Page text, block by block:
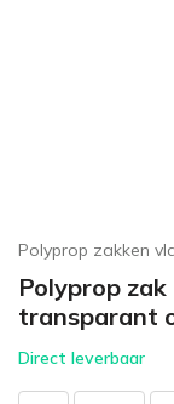
Polyprop zakken
Polyprop
transparant
Direct leverbaar